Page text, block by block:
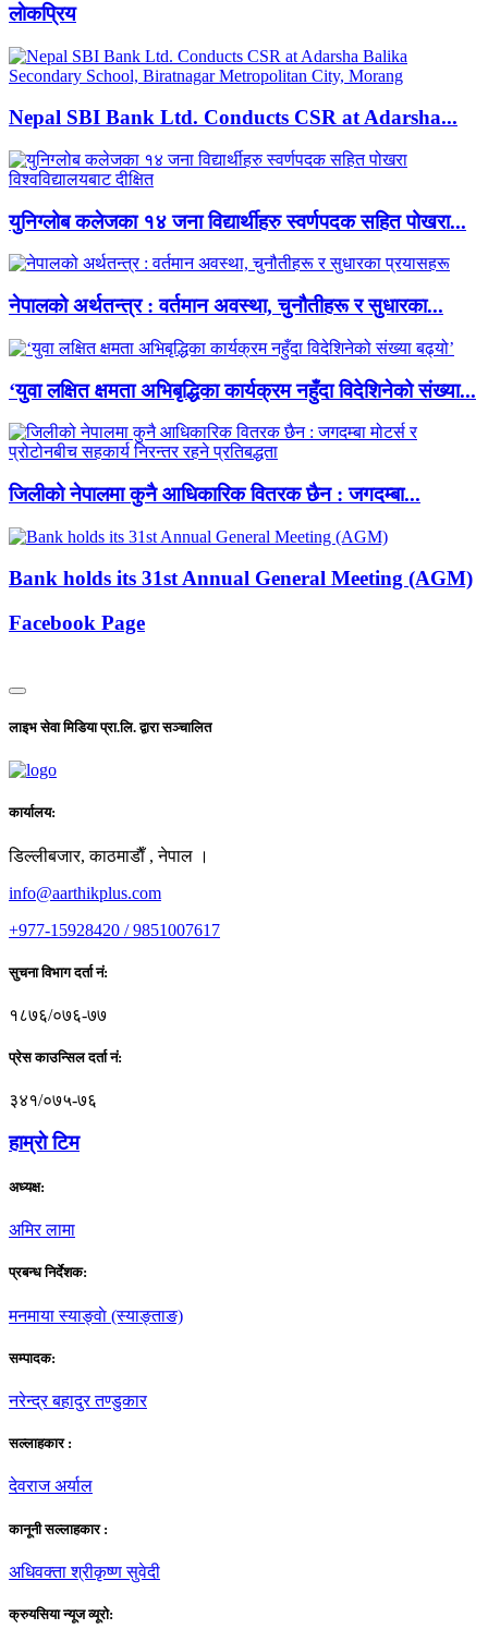
लाेकप्रिय
Nepal SBI Bank Ltd. Conducts CSR at Adarsha...
युनिग्लोब कलेजका १४ जना विद्यार्थीहरु स्वर्णपदक सहित पोखरा...
नेपालको अर्थतन्त्र : वर्तमान अवस्था, चुनौतीहरू र सुधारका...
‘युवा लक्षित क्षमता अभिबृद्धिका कार्यक्रम नहुँदा विदेशिनेको संख्या...
जिलीको नेपालमा कुनै आधिकारिक वितरक छैन : जगदम्बा...
Bank holds its 31st Annual General Meeting (AGM)
Facebook Page
लाइभ सेवा मिडिया प्रा.लि. द्वारा सञ्चालित
कार्यालय:
डिल्लीबजार, काठमाडाैँ , नेपाल ।
info@aarthikplus.com
+977-15928420 / 9851007617
सुचना विभाग दर्ता नं:
१८७६/०७६-७७
प्रेस काउन्सिल दर्ता नं:
३४१/०७५-७६
हाम्राे टिम
अध्यक्ष:
अमिर लामा
प्रबन्ध निर्देशक:
मनमाया स्याङ्वाे (स्याङ्ताङ)
सम्पादक:
नरेन्द्र बहादुर तण्डुकार
सल्लाहकार :
देवराज अर्याल
कानूनी सल्लाहकार :
अधिवक्ता श्रीकृष्ण सुवेदी
क्रुयसिया न्यूज व्यूराे: